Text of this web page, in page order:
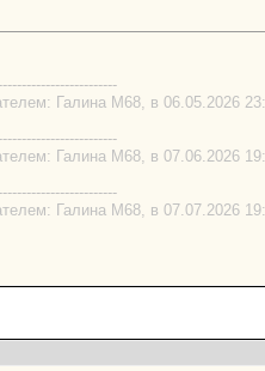
Галина М68, в 06.05.2026
Галина М68, в 07.06.2026
Галина М68, в 07.07.2026